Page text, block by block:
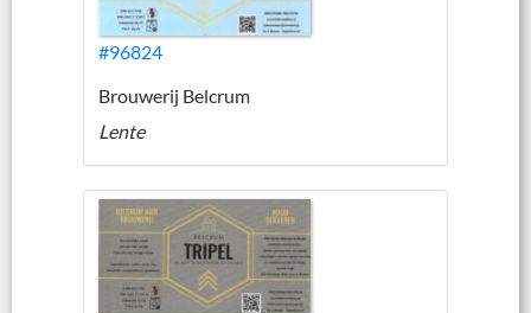
#96824
Brouwerij Belcrum
Lente